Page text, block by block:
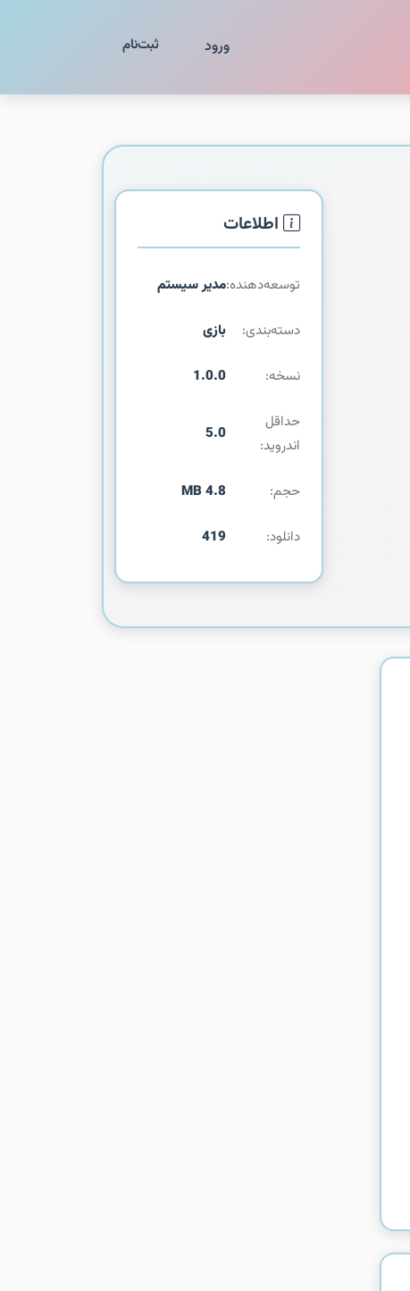
ورود ثبت‌نام
اطلاعات
توسعه‌دهنده:مدیر سیستم
دسته‌بندی: بازی
نسخه: 1.0.0
حداقل
اندروید:
5.0
حجم: 4.8 MB
دانلود: 419